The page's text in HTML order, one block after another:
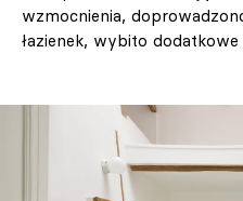
wzmocnienia,
łazienek, wybito dodatkowe